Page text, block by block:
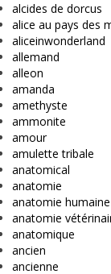
alcides de dorcus
alice au pays des
aliceinwonderland
allemand
alleon
amanda
amethyste
ammonite
amour
amulette tribale
anatomical
anatomie
anatomie humaine
anatomie
anatomique
ancien
ancienne